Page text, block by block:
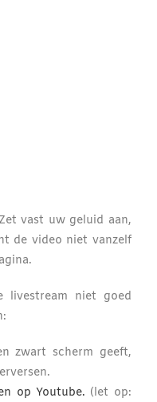
vast uw geluid aan,
de video niet vanzelf
livestream niet goed
zwart scherm geeft,
op Youtube. (let op: